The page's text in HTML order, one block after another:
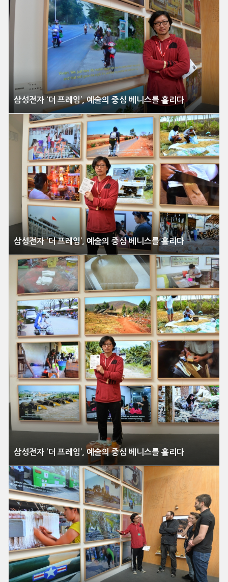
삼성전자 ‘더 프레임’, 예술의 중심 베니스를 홀리다
삼성전자 ‘더 프레임’, 예술의 중심 베니스를 홀리다
삼성전자 ‘더 프레임’, 예술의 중심 베니스를 홀리다